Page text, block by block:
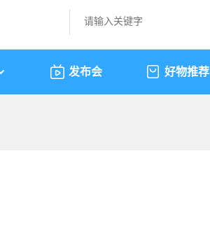
发布会 好物推荐